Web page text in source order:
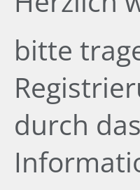
bitte
durch